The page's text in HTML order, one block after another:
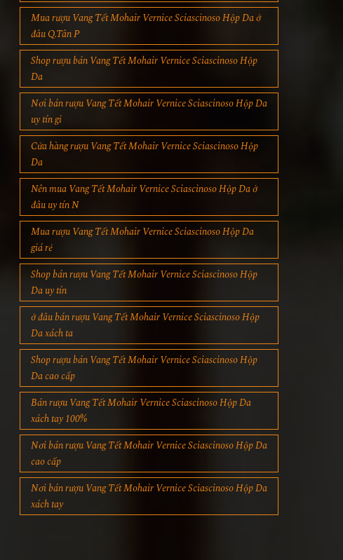
Mua rượu Vang Tết Mohair Vernice Sciascinoso Hộp Da ở
đâu Q.Tân P
Shop rượu bán Vang Tết Mohair Vernice Sciascinoso Hộp
Da
Nơi bán rượu Vang Tết Mohair Vernice Sciascinoso Hộp Da
uy tín gi
Cửa hàng rượu Vang Tết Mohair Vernice Sciascinoso Hộp
Da
Nên mua Vang Tết Mohair Vernice Sciascinoso Hộp Da ở
đâu uy tín N
Mua rượu Vang Tết Mohair Vernice Sciascinoso Hộp Da
giá rẻ
Shop bán rượu Vang Tết Mohair Vernice Sciascinoso Hộp
Da uy tín
ở đâu bán rượu Vang Tết Mohair Vernice Sciascinoso Hộp
Da xách ta
Shop rượu bán Vang Tết Mohair Vernice Sciascinoso Hộp
Da cao cấp
Bán rượu Vang Tết Mohair Vernice Sciascinoso Hộp Da
xách tay 100%
Nơi bán rượu Vang Tết Mohair Vernice Sciascinoso Hộp Da
cao cấp
Nơi bán rượu Vang Tết Mohair Vernice Sciascinoso Hộp Da
xách tay